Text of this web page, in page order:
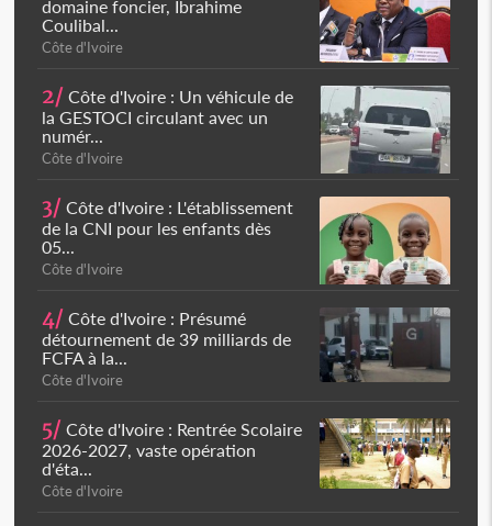
domaine foncier, Ibrahime
Coulibal...
Côte d'Ivoire
2/ Côte d'Ivoire : Un véhicule de
la GESTOCI circulant avec un
numér...
Côte d'Ivoire
3/ Côte d'Ivoire : L'établissement
de la CNI pour les enfants dès
05...
Côte d'Ivoire
4/ Côte d'Ivoire : Présumé
détournement de 39 milliards de
FCFA à la...
Côte d'Ivoire
5/ Côte d'Ivoire : Rentrée Scolaire
2026-2027, vaste opération
d'éta...
Côte d'Ivoire